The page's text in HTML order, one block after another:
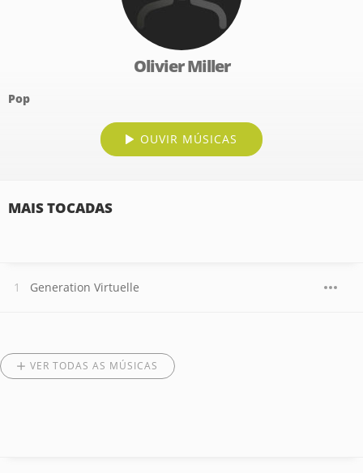
Olivier Miller
Pop
OUVIR MÚSICAS
MAIS TOCADAS
Generation Virtuelle
VER TODAS AS MÚSICAS